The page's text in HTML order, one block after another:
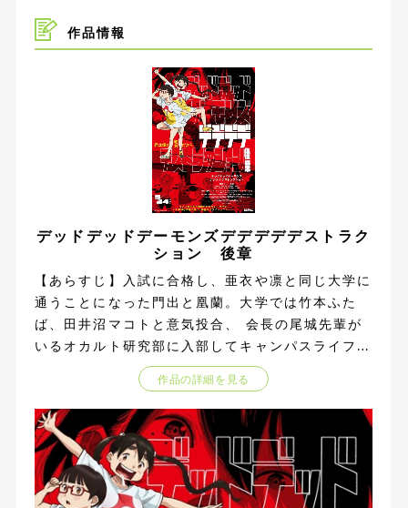
作品情報
デッドデッドデーモンズデデデデデストラク
ション 後章
【あらすじ】入試に合格し、亜衣や凛と同じ大学に
通うことになった門出と凰蘭。大学では竹本ふた
ば、田井沼マコトと意気投合、 会長の尾城先輩が
いるオカルト研究部に入部してキャンパスライフが
始まった。一方、宇宙からの〈侵略者〉は東京のそ
こかしこで目撃され、自衛隊は無慈悲な駆除活動を
粛々と実行していた。上空には、傾いて煙が立ち上
る母艦。政府転覆を狙い〈侵略者〉狩りを続ける過
激派グループ・青共闘の暗躍。世界の終わりに向か
うカウントダウンが刻まれる中、凰蘭は、またもあ
の不思議な少年・大葉に遭遇する…。!【公式サイ
作品の詳細を見る